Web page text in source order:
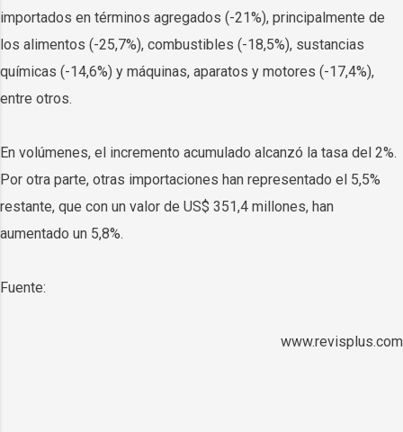
importados en términos agregados (-21%), principalmente de
los alimentos (-25,7%), combustibles (-18,5%), sustancias
químicas (-14,6%) y máquinas, aparatos y motores (-17,4%),
entre otros.
En volúmenes, el incremento acumulado alcanzó la tasa del 2%.
Por otra parte, otras importaciones han representado el 5,5%
restante, que con un valor de US$ 351,4 millones, han
aumentado un 5,8%.
Fuente:
www.revisplus.com